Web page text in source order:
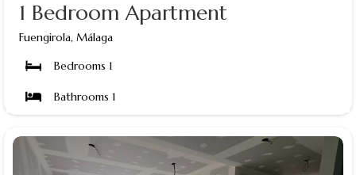
1 Bedroom Apartment
Fuengirola, Málaga
Bedrooms 1
Bathrooms 1